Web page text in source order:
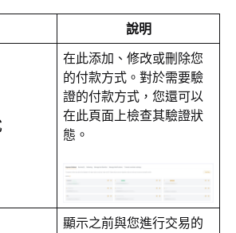
說明
在此添加、修改或刪除您
的付款方式。對於需要驗
證的付款方式，您還可以
在此頁面上檢查其驗證狀
態。
顯示之前與您進行交易的